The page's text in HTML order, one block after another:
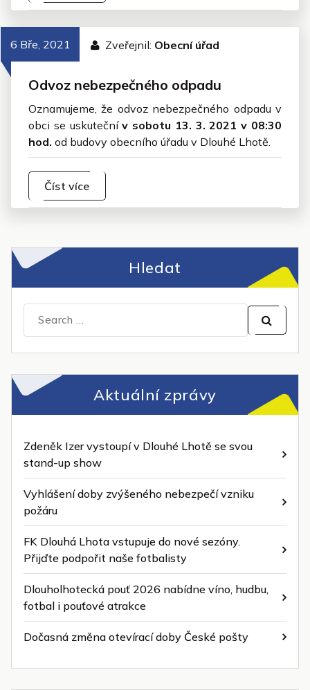
6 Bře, 2021 Zveřejnil: Obecní úřad
Odvoz nebezpečného odpadu
Oznamujeme, že odvoz nebezpečného odpadu v
obci se uskutečnív sobotu 13. 3. 2021 v 08:30
hod. od budovy obecního úřadu v Dlouhé Lhotě.
Číst více
Hledat
Aktuální zprávy
Zdeněk Izer vystoupí v Dlouhé Lhotě se svou
stand-up show
Vyhlášení doby zvýšeného nebezpečí vzniku
požáru
FK Dlouhá Lhota vstupuje do nové sezóny.
Přijďte podpořit naše fotbalisty
Dlouholhotecká pouť 2026 nabídne víno, hudbu,
fotbal i pouťové atrakce
Dočasná změna otevírací doby České pošty